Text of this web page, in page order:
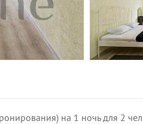
на 1 ночь для 2